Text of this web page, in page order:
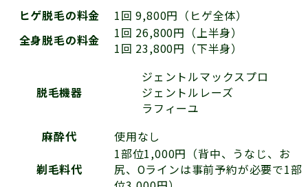
ヒゲ脱毛の料金
1回 9,800円（ヒゲ全体）
全身脱毛の料金
1回 26,800円（上半身）
1回 23,800円（下半身）
脱毛機器
ジェントルマックスプロ
ジェントルレーズ
ラフィーユ
麻酔代
使用なし
剃毛料代
1部位1,000円（背中、うなじ、お
尻、Oラインは事前予約が必要で1部